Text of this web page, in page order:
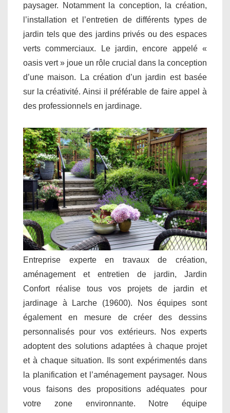
paysager. Notamment la conception, la création,
l’installation et l’entretien de différents types de
jardin tels que des jardins privés ou des espaces
verts commerciaux. Le jardin, encore appelé «
oasis vert » joue un rôle crucial dans la conception
d’une maison. La création d’un jardin est basée
sur la créativité. Ainsi il préférable de faire appel à
des professionnels en jardinage.
Entreprise experte en travaux de création,
aménagement et entretien de jardin, Jardin
Confort réalise tous vos projets de jardin et
jardinage à Larche (19600). Nos équipes sont
également en mesure de créer des dessins
personnalisés pour vos extérieurs. Nos experts
adoptent des solutions adaptées à chaque projet
et à chaque situation. Ils sont expérimentés dans
la planification et l’aménagement paysager. Nous
vous faisons des propositions adéquates pour
votre zone environnante. Notre équipe